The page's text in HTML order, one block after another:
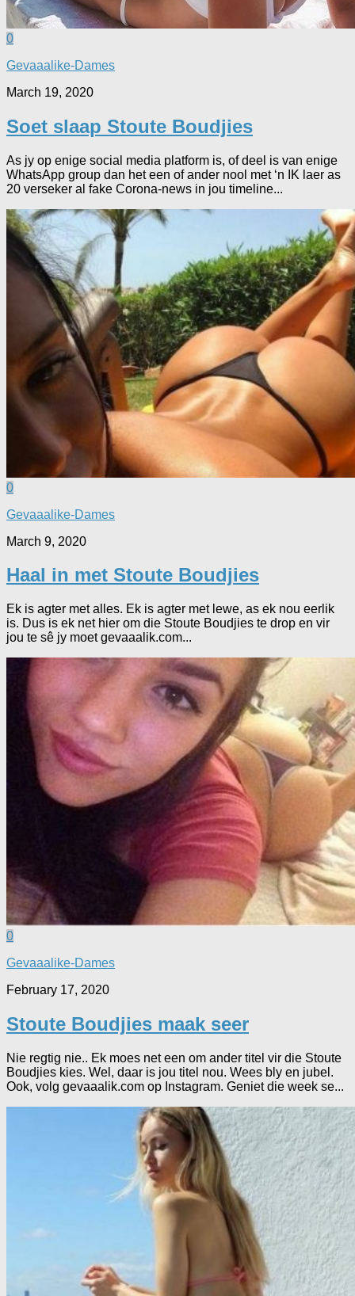
0
Gevaaalike-Dames
March 19, 2020
Soet slaap Stoute Boudjies
As jy op enige social media platform is, of deel is van enige
WhatsApp group dan het een of ander nool met ‘n IK laer as
20 verseker al fake Corona-news in jou timeline...
0
Gevaaalike-Dames
March 9, 2020
Haal in met Stoute Boudjies
Ek is agter met alles. Ek is agter met lewe, as ek nou eerlik
is. Dus is ek net hier om die Stoute Boudjies te drop en vir
jou te sê jy moet gevaaalik.com...
0
Gevaaalike-Dames
February 17, 2020
Stoute Boudjies maak seer
Nie regtig nie.. Ek moes net een om ander titel vir die Stoute
Boudjies kies. Wel, daar is jou titel nou. Wees bly en jubel.
Ook, volg gevaaalik.com op Instagram. Geniet die week se...